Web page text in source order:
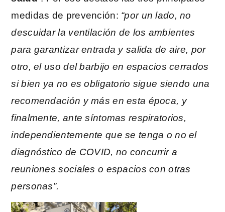
medidas de prevención: “por un lado, no
descuidar la ventilación de los ambientes
para garantizar entrada y salida de aire, por
otro, el uso del barbijo en espacios cerrados
si bien ya no es obligatorio sigue siendo una
recomendación y más en esta época, y
finalmente, ante síntomas respiratorios,
independientemente que se tenga o no el
diagnóstico de COVID, no concurrir a
reuniones sociales o espacios con otras
personas”.